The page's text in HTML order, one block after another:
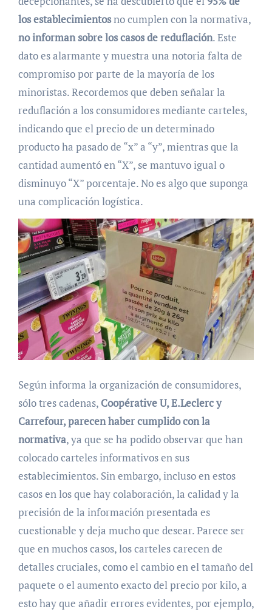
los establecimientosno cumplen con la normativa,
no informan sobre los casos de reduflación. Este
dato es alarmante y muestra una notoria falta de
compromiso por parte de la mayoría de los
minoristas. Recordemos que deben señalar la
reduflación a los consumidores mediante carteles,
indicando que el precio de un determinado
producto ha pasado de “x” a “y”, mientras que la
cantidad aumentó en “X”, se mantuvo igual o
disminuyo “X” porcentaje. No es algo que suponga
una complicación logística.
Según informa la organización de consumidores,
sólo tres cadenas, Coopérative U, E.Leclerc y
Carrefour, parecen haber cumplido con la
normativa, ya que se ha podido observar que han
colocado carteles informativos en sus
establecimientos. Sin embargo, incluso en estos
casos en los que hay colaboración, la calidad y la
precisión de la información presentada es
cuestionable y deja mucho que desear. Parece ser
que en muchos casos, los carteles carecen de
detalles cruciales, como el cambio en el tamaño del
paquete o el aumento exacto del precio por kilo, a
esto hay que añadir errores evidentes, por ejemplo,